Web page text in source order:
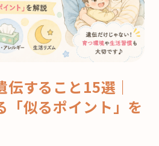
すること15選｜
「似るポイント」を